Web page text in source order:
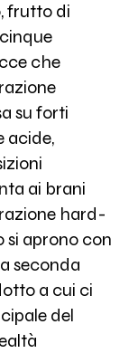
frutto di
che
su forti
acide,
ai brani
hard-
aprono con
seconda
a cui ci
del